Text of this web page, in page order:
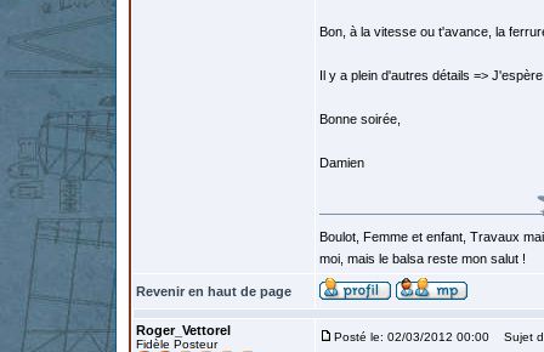
Bon, à la vitesse ou t'avance, la
Il y a plein d'autres détails =>
Bonne soirée,
Damien
Boulot, Femme et enfant, Travaux
moi, mais le balsa reste mon salut !
Revenir en haut de page
Roger_Vettorel
Fidèle Posteur
Posté le: 02/03/2012 00:00 Sujet